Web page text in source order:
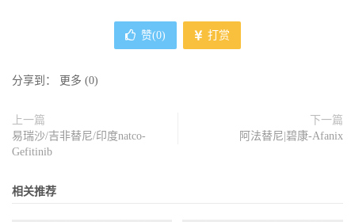
赞(0) 打赏
分享到： 更多 (0)
上一篇
易瑞沙/吉非替尼/印度natco-
Gefitinib
下一篇
阿法替尼|碧康-Afanix
相关推荐